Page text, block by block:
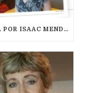
PAPEL LITERARIO, ENTREVISTA POR ISAAC MENDOZA (08/2021)